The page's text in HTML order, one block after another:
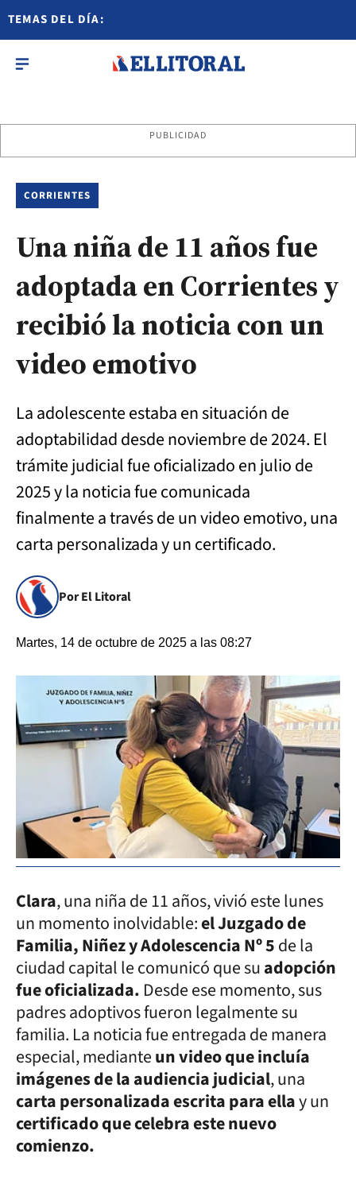
TEMAS DEL DÍA:
PUBLICIDAD
CORRIENTES
Una niña de 11 años fue
adoptada en Corrientes y
recibió la noticia con un
video emotivo
La adolescente estaba en situación de
adoptabilidad desde noviembre de 2024. El
trámite judicial fue oficializado en julio de
2025 y la noticia fue comunicada
finalmente a través de un video emotivo, una
carta personalizada y un certificado.
Por El Litoral
Martes, 14 de octubre de 2025 a las 08:27
Clara, una niña de 11 años, vivió este lunes
un momento inolvidable:el Juzgado de
Familia, Niñez y Adolescencia Nº 5de la
ciudad capital le comunicó que suadopción
fue oficializada. Desde ese momento, sus
padres adoptivos fueron legalmente su
familia. La noticia fue entregada de manera
especial, medianteun video que incluía
imágenes de la audiencia judicial, una
carta personalizada escrita para ellay un
certificado que celebra este nuevo
comienzo.